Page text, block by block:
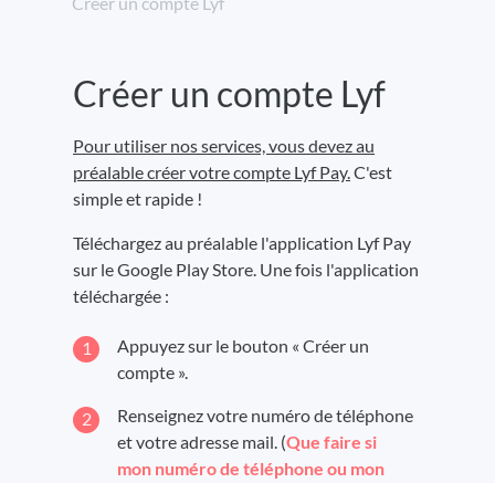
Créer un compte Lyf
Pour utiliser nos services, vous devez au
préalable créer votre compte Lyf Pay.C'est
simple et rapide !
Téléchargez au préalable l'application Lyf Pay
sur le Google Play Store. Une fois l'application
téléchargée :
Appuyez sur le bouton « Créer un
compte ».
Renseignez votre numéro de téléphone
et votre adresse mail. (Que faire si
mon numéro de téléphone ou mon